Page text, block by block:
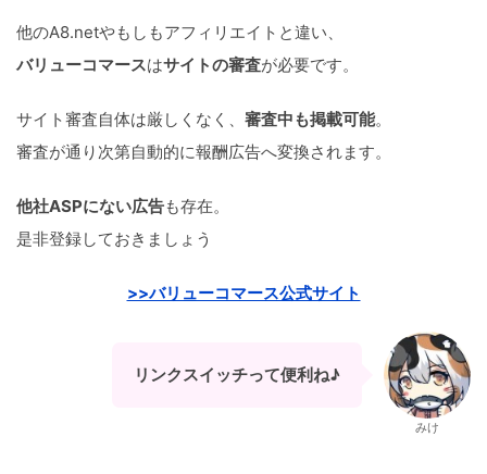
他のA8.netやもしもアフィリエイトと違い、
バリューコマースはサイトの審査が必要です。
サイト審査自体は厳しくなく、 審査中も掲載可能。
審査が通り次第自動的に報酬広告へ変換されます。
他社ASPにない広告も存在。
是非登録しておきましょう
>>バリューコマース公式サイト
リンクスイッチって便利ね♪
みけ